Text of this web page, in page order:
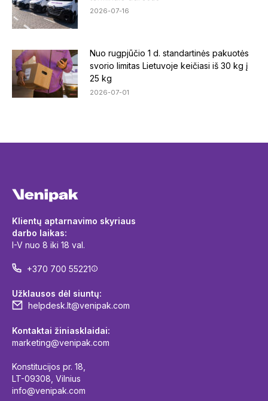
2026-07-16
Nuo rugpjūčio 1 d. standartinės pakuotės
svorio limitas Lietuvoje keičiasi iš 30 kg į
25 kg
2026-07-01
Klientų aptarnavimo skyriaus
darbo laikas:
I-V nuo 8 iki 18 val.
+370 700 55221
Užklausos dėl siuntų:
helpdesk.lt@venipak.com
Kontaktai žiniasklaidai:
marketing@venipak.com
Konstitucijos pr. 18,
LT-09308, Vilnius
info@venipak.com